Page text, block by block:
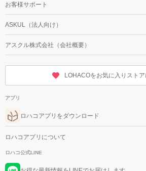
お客様サポート
ASKUL（法人向け）
アスクル株式会社（会社概要）
LOHACOをお気に入りスト
アプリ
ロハコアプリをダウンロード
ロハコアプリについて
ロハコ公式LINE